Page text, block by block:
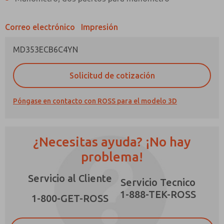
Correo electrónico Impresión
MD353ECB6C4YN
Solicitud de cotización
Póngase en contacto con ROSS para el modelo 3D
¿Necesitas ayuda? ¡No hay
problema!
Servicio al Cliente
1-800-GET-ROSS
Servicio Tecnico
1-888-TEK-ROSS
¿Método de Contacto Preferido?
Correo Electrónico
Teléfono
Envíenme actualizaciones periódicas sobre
*Sí, he leído la política de privacidad y acepto
que los datos que proporcione se recopilarán
y almacenarán electrónicamente. Mis datos se
destinados a procesar y responder a mi
solicitud. Al enviar el formulario de contacto,
acepto el procesamiento.
×